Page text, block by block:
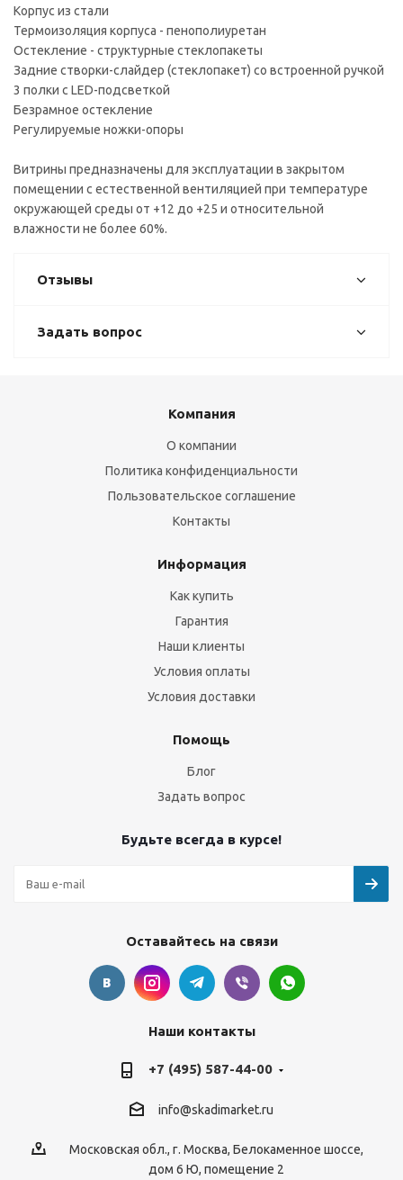
Корпус из стали
Термоизоляция корпуса - пенополиуретан
Остекление - структурные стеклопакеты
Задние створки-слайдер (стеклопакет) со встроенной ручкой
3 полки с LED-подсветкой
Безрамное остекление
Регулируемые ножки-опоры
Витрины предназначены для эксплуатации в закрытом
помещении с естественной вентиляцией при температуре
окружающей среды от +12 до +25 и относительной
влажности не более 60%.
Отзывы
Задать вопрос
Компания
О компании
Политика конфиденциальности
Пользовательское соглашение
Контакты
Информация
Как купить
Гарантия
Наши клиенты
Условия оплаты
Условия доставки
Помощь
Блог
Задать вопрос
Будьте всегда в курсе!
Оставайтесь на связи
Наши контакты
+7 (495) 587-44-00
info@skadimarket.ru
Московская обл., г. Москва, Белокаменное шоссе,
дом 6 Ю, помещение 2